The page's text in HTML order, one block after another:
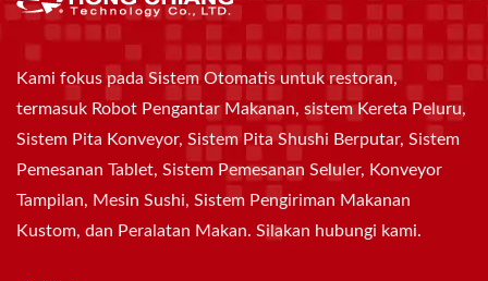
Kami fokus pada Sistem Otomatis untuk restoran,
termasuk Robot Pengantar Makanan, sistem Kereta Peluru,
Sistem Pita Konveyor, Sistem Pita Shushi Berputar, Sistem
Pemesanan Tablet, Sistem Pemesanan Seluler, Konveyor
Tampilan, Mesin Sushi, Sistem Pengiriman Makanan
Kustom, dan Peralatan Makan. Silakan hubungi kami.